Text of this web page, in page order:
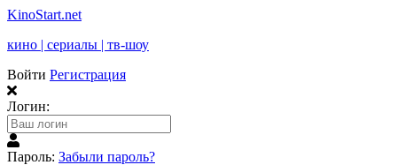
KinoStart.net
кино | сериалы | тв-шоу
Войти Регистрация
Логин:
Пароль: Забыли пароль?